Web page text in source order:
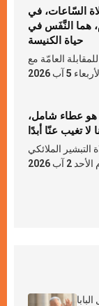
السّاعات، في
هما النَّفَس في
حياة الكنيسة
العامّة مع
آب 2026
عطاء شامل،
لا تغيب عنّا أبدًا
التبشير الملائكي
2 آب 2026